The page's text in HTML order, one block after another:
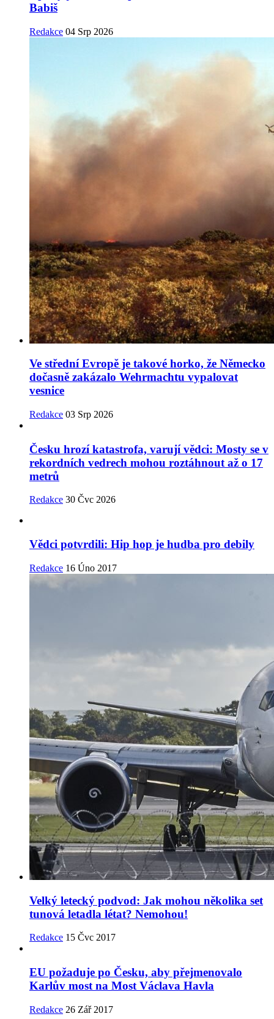
Babiš
Redakce 04 Srp 2026
Ve střední Evropě je takové horko, že Německo
dočasně zakázalo Wehrmachtu vypalovat
vesnice
Redakce 03 Srp 2026
Česku hrozí katastrofa, varují vědci: Mosty se v
rekordních vedrech mohou roztáhnout až o 17
metrů
Redakce 30 Čvc 2026
Vědci potvrdili: Hip hop je hudba pro debily
Redakce 16 Úno 2017
Velký letecký podvod: Jak mohou několika set
tunová letadla létat? Nemohou!
Redakce 15 Čvc 2017
EU požaduje po Česku, aby přejmenovalo
Karlův most na Most Václava Havla
Redakce 26 Zář 2017